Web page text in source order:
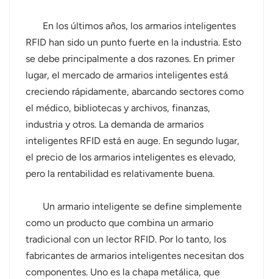
En los últimos años, los armarios inteligentes
RFID han sido un punto fuerte en la industria. Esto
se debe principalmente a dos razones. En primer
lugar, el mercado de armarios inteligentes está
creciendo rápidamente, abarcando sectores como
el médico, bibliotecas y archivos, finanzas,
industria y otros. La demanda de armarios
inteligentes RFID está en auge. En segundo lugar,
el precio de los armarios inteligentes es elevado,
pero la rentabilidad es relativamente buena.
Un armario inteligente se define simplemente
como un producto que combina un armario
tradicional con un lector RFID. Por lo tanto, los
fabricantes de armarios inteligentes necesitan dos
componentes. Uno es la chapa metálica, que